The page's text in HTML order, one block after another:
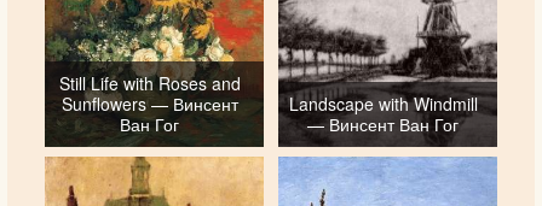
Still Life with Roses and
Sunflowers — Винсент
Ван Гог
Landscape with Windmill
— Винсент Ван Гог